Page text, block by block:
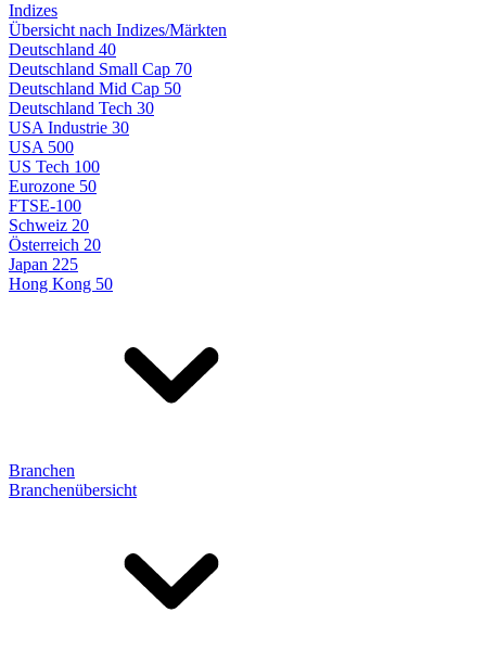
Indizes
Übersicht nach Indizes/Märkten
Deutschland 40
Deutschland Small Cap 70
Deutschland Mid Cap 50
Deutschland Tech 30
USA Industrie 30
USA 500
US Tech 100
Eurozone 50
FTSE-100
Schweiz 20
Österreich 20
Japan 225
Hong Kong 50
Branchen
Branchenübersicht